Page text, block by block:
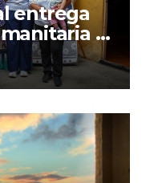
entrega
y
Lara a
de